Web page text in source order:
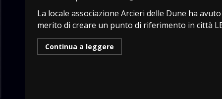
La locale associazione Arcieri delle Dune ha
merito di creare un punto di riferimento in città
Continua a leggere